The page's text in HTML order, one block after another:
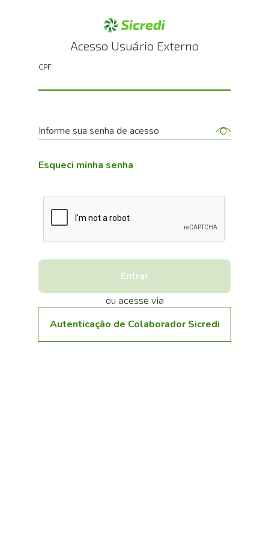
Acesso Usuário Externo
CPF
Informe sua senha de acesso
Esqueci minha senha
Entrar
ou acesse via
Autenticação de Colaborador Sicredi